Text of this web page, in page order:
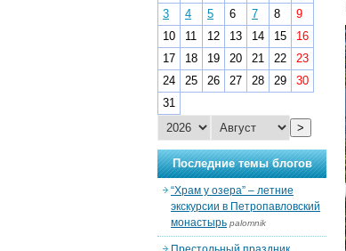
3
4 5 6 7 8
9
10
11 12 13 14 15
16
17
18 19 20 21 22
23
24
25 26 27 28 29
30
31
>
Последние темы блогов
“Храм у озера” – летние
экскурсии в Петропавловский
монастырь palomnik